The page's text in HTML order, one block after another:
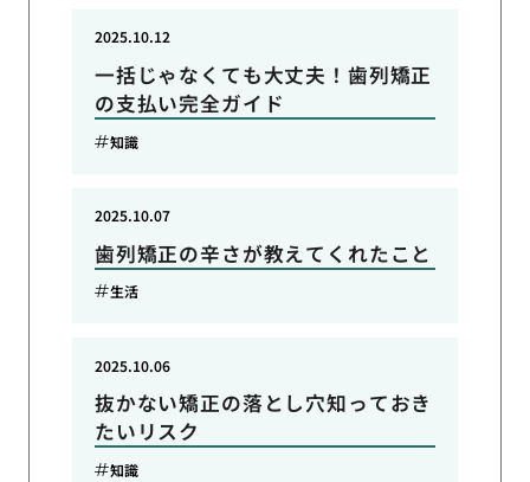
一括じゃなくても大丈夫！歯列矯正
の支払い完全ガイド
2025.10.12
知識
歯列矯正の辛さが教えてくれたこと
2025.10.07
生活
抜かない矯正の落とし穴知っておき
たいリスク
2025.10.06
知識